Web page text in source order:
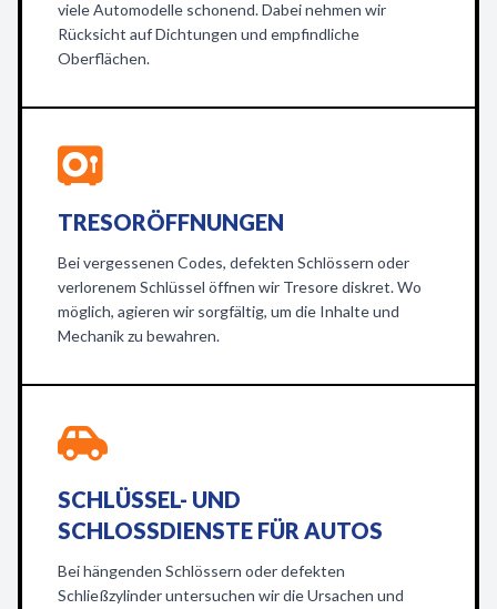
viele Automodelle schonend. Dabei nehmen wir
Rücksicht auf Dichtungen und empfindliche
Oberflächen.
TRESORÖFFNUNGEN
Bei vergessenen Codes, defekten Schlössern oder
verlorenem Schlüssel öffnen wir Tresore diskret. Wo
möglich, agieren wir sorgfältig, um die Inhalte und
Mechanik zu bewahren.
SCHLÜSSEL- UND
SCHLOSSDIENSTE FÜR AUTOS
Bei hängenden Schlössern oder defekten
Schließzylinder untersuchen wir die Ursachen und